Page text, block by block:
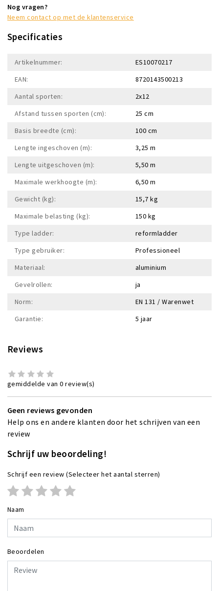
Nog vragen?
Neem contact op met de klantenservice
Specificaties
Artikelnummer:
ES10070217
EAN:
8720143500213
Aantal sporten:
2x12
Afstand tussen sporten (cm):
25 cm
Basis breedte (cm):
100 cm
Lengte ingeschoven (m):
3,25 m
Lengte uitgeschoven (m):
5,50 m
Maximale werkhoogte (m):
6,50 m
Gewicht (kg):
15,7 kg
Maximale belasting (kg):
150 kg
Type ladder:
reformladder
Type gebruiker:
Professioneel
Materiaal:
aluminium
Gevelrollen:
ja
Norm:
EN 131 / Warenwet
Garantie:
5 jaar
Reviews
gemiddelde van 0 review(s)
Geen reviews gevonden
Help ons en andere klanten door het schrijven van een
review
Schrijf uw beoordeling!
Schrijf een review (Selecteer het aantal sterren)
Naam
Beoordelen